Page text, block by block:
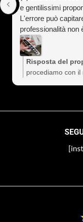
e gentilissimi
L'errore può
professionalità non
cliente a vita).
Risposta del
procediamo con